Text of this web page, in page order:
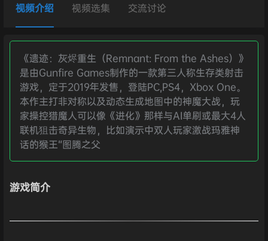
视频介绍 视频选集 交流讨论
《遗迹：灰烬重生（Remnant: From the Ashes）》
是由Gunfire Games制作的一款第三人称生存类射击
游戏，定于2019年发售，登陆PC,PS4，Xbox One。
本作主打非对称以及动态生成地图中的神魔大战，玩
家操控猎魔人可以像《进化》那样与AI单刷或最大4人
联机狙击奇异生物，比如演示中双人玩家激战玛雅神
话的猴王“图腾之父
游戏简介